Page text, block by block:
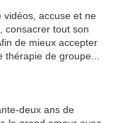
vidéos, accuse et ne
consacrer tout son
de mieux accepter
de groupe...
deux ans de